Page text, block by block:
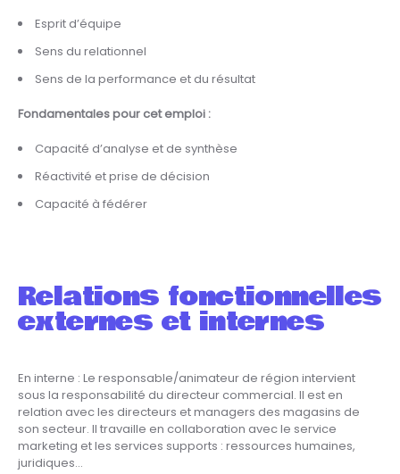
Esprit d’équipe
Sens du relationnel
Sens de la performance et du résultat
Fondamentales pour cet emploi :
Capacité d’analyse et de synthèse
Réactivité et prise de décision
Capacité à fédérer
Relations fonctionnelles
externes et internes
En interne : Le responsable/animateur de région intervient
sous la responsabilité du directeur commercial. Il est en
relation avec les directeurs et managers des magasins de
son secteur. Il travaille en collaboration avec le service
marketing et les services supports : ressources humaines,
juridiques…